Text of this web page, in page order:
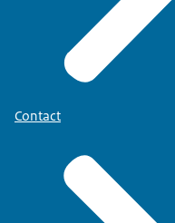
Contact